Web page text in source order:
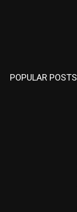
POPULAR POSTS